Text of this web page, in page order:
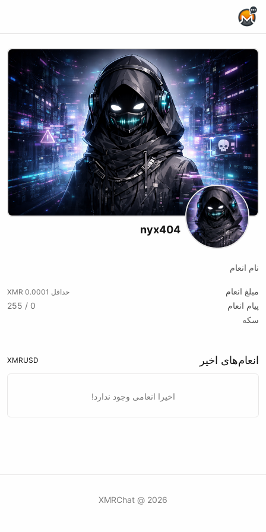
nyx404
نام انعام
مبلغ انعام حداقل 0.0001 XMR
پیام انعام
0 / 255
سکه
انعام‌های اخیر USD
XMR
اخیرا انعامی وجود ندارد!
2026 @ XMRChat